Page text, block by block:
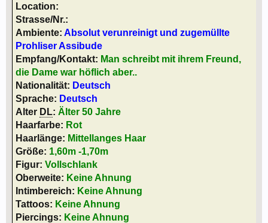
Location:
Strasse/Nr.:
Ambiente: Absolut verunreinigt und zugemüllte
Prohliser Assibude
Empfang/Kontakt: Man schreibt mit ihrem Freund,
die Dame war höflich aber..
Nationalität: Deutsch
Sprache: Deutsch
Alter DL: Älter 50 Jahre
Haarfarbe: Rot
Haarlänge: Mittellanges Haar
Größe: 1,60m -1,70m
Figur: Vollschlank
Oberweite: Keine Ahnung
Intimbereich: Keine Ahnung
Tattoos: Keine Ahnung
Piercings: Keine Ahnung